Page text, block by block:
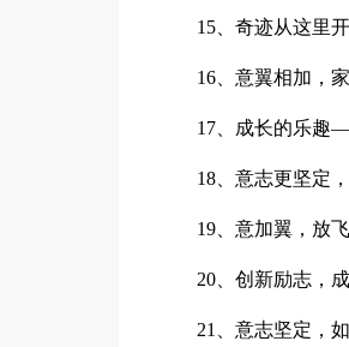
15、奇迹从这里
16、意翼相加，家
17、成长的乐趣
18、意志更坚定
19、意加翼，放
20、创新励志，成
21、意志坚定，如